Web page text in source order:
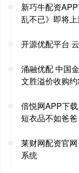
新巧牛配资
乱不已》即将
开源优配平台
涌融优配 中国
文胜溢价收购
倍悦网APP下
短衣品不如爸
莱财网配资官
系统